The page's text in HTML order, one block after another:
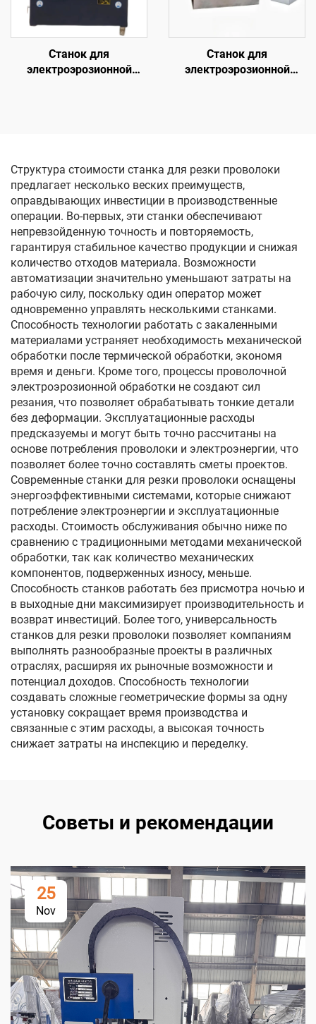
Станок для
электроэрозионной
Станок для
электроэрозионной
Структура стоимости станка для резки проволоки
предлагает несколько веских преимуществ,
оправдывающих инвестиции в производственные
операции. Во-первых, эти станки обеспечивают
непревзойденную точность и повторяемость,
гарантируя стабильное качество продукции и снижая
количество отходов материала. Возможности
автоматизации значительно уменьшают затраты на
рабочую силу, поскольку один оператор может
одновременно управлять несколькими станками.
Способность технологии работать с закаленными
материалами устраняет необходимость механической
обработки после термической обработки, экономя
время и деньги. Кроме того, процессы проволочной
электроэрозионной обработки не создают сил
резания, что позволяет обрабатывать тонкие детали
без деформации. Эксплуатационные расходы
предсказуемы и могут быть точно рассчитаны на
основе потребления проволоки и электроэнергии, что
позволяет более точно составлять сметы проектов.
Современные станки для резки проволоки оснащены
энергоэффективными системами, которые снижают
потребление электроэнергии и эксплуатационные
расходы. Стоимость обслуживания обычно ниже по
сравнению с традиционными методами механической
обработки, так как количество механических
компонентов, подверженных износу, меньше.
Способность станков работать без присмотра ночью и
в выходные дни максимизирует производительность и
возврат инвестиций. Более того, универсальность
станков для резки проволоки позволяет компаниям
выполнять разнообразные проекты в различных
отраслях, расширяя их рыночные возможности и
потенциал доходов. Способность технологии
создавать сложные геометрические формы за одну
установку сокращает время производства и
связанные с этим расходы, а высокая точность
снижает затраты на инспекцию и переделку.
Советы и рекомендации
25
Nov